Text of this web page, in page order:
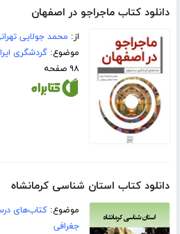
دانلود کتاب ماجراجو در اصفهان
از: محمد جولایی
موضوع:گردشگری
۹۸ صفحه
دانلود کتاب استان شناسی کرمانشاه
موضوع:کتاب‌های
جغرافی